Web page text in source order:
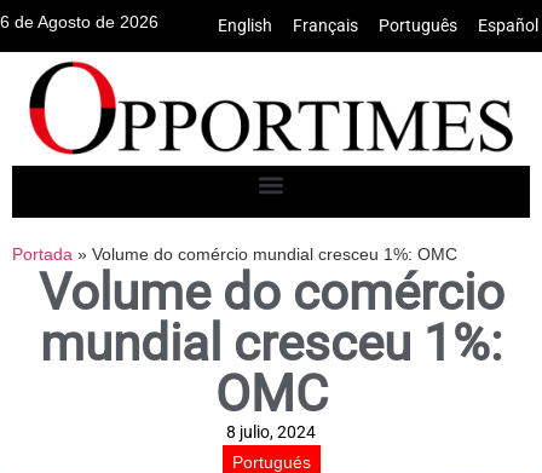
6 de Agosto de 2026 English Français Português Español
Portada » Volume do comércio mundial cresceu 1%: OMC
Volume do comércio
mundial cresceu 1%:
OMC
8 julio, 2024
Portugués